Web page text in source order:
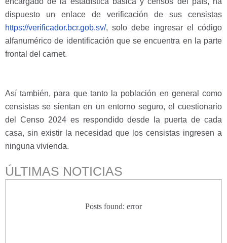
dispuesto un enlace de verificación de sus censistas
https://verificador.bcr.gob.sv/, solo debe ingresar el código
alfanumérico de identificación que se encuentra en la parte
frontal del carnet.
Así también, para que tanto la población en general como
censistas se sientan en un entorno seguro, el cuestionario
del Censo 2024 es respondido desde la puerta de cada
casa, sin existir la necesidad que los censistas ingresen a
ninguna vivienda.
ÚLTIMAS NOTICIAS
Posts found: error